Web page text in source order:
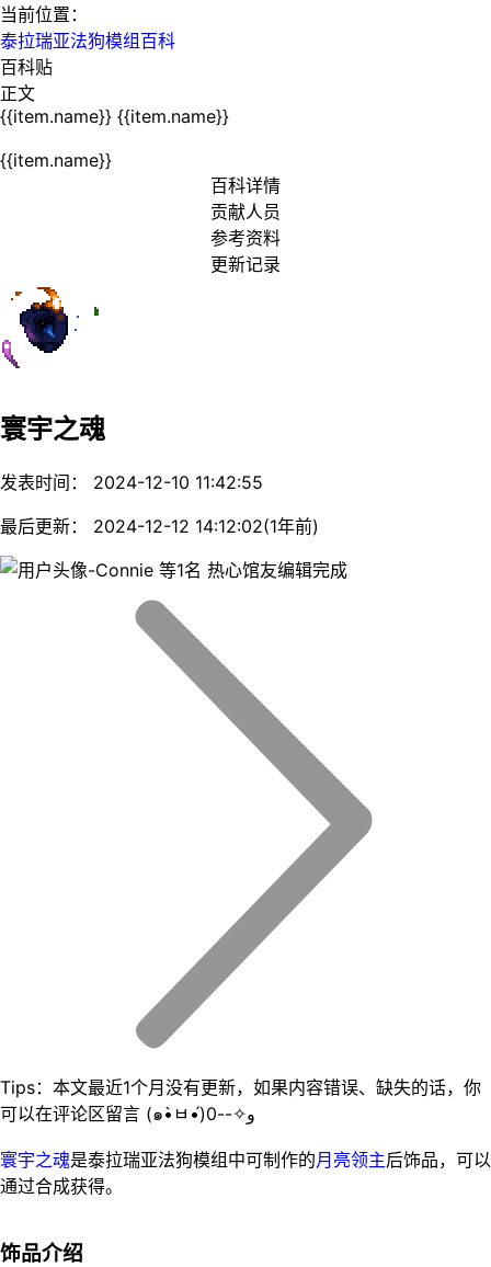
当前位置：
泰拉瑞亚法狗模组百科
百科贴
正文
{{item.name}} {{item.name}}
{{item.name}}
百科详情
贡献人员
参考资料
更新记录
寰宇之魂
发表时间： 2024-12-10 11:42:55
最后更新： 2024-12-12 14:12:02(1年前)
等1名 热心馆友编辑完成
Tips：本文最近1个月没有更新，如果内容错误、缺失的话，你
可以在评论区留言 (๑•̀ㅂ•́)و✧--0
寰宇之魂是泰拉瑞亚法狗模组中可制作的月亮领主后饰品，可以
通过合成获得。
饰品介绍